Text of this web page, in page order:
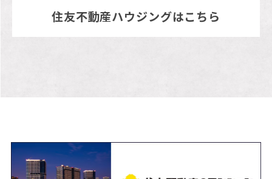
住友不動産ハウジングはこちら